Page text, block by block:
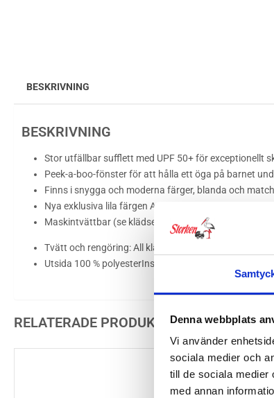
Denna webbplats
Vi använder
sociala medier och
till de sociala medier
med annan
BESKRIVNING
BESKRIVNING
Stor utfällbar sufflett med UPF 50+ för exceptionellt
Peek-a-boo-fönster för att hålla ett öga på barnet
Finns i snygga och moderna färger, blanda och
Nya exklusiva lila färgen Astro, för ett ännu lyxigare
Maskintvättbar (se klädselns tvätt-och skötselråd)
Tvätt och rengöring: All klädsel kan tvättas i
Utsida 100 % polyesterInsida 100 % polyester
RELATERADE PRODUKTER